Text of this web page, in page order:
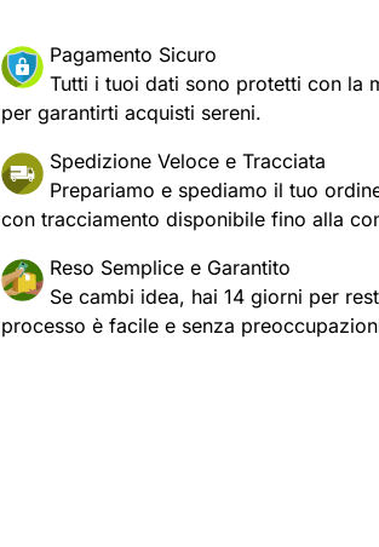
Pagamento Sicuro
Tutti i tuoi dati sono protetti con la
per garantirti acquisti sereni.
Spedizione Veloce e Tracciata
Prepariamo e spediamo il tuo
con tracciamento disponibile fino alla
Reso Semplice e Garantito
Se cambi idea, hai 14 giorni per
processo è facile e senza